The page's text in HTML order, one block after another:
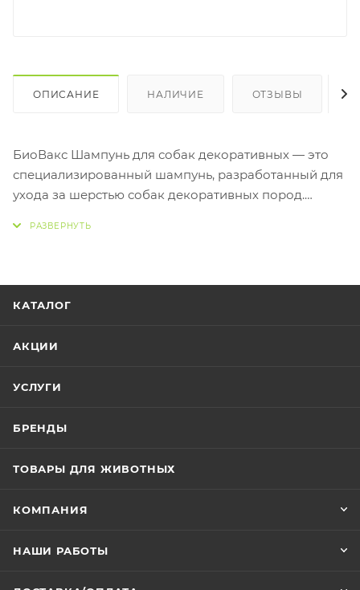
ОПИСАНИЕ НАЛИЧИЕ ОТЗЫВЫ
БиоВакс Шампунь для собак декоративных — это
специализированный шампунь, разработанный для
ухода за шерстью собак декоративных пород.
КАТАЛОГ
АКЦИИ
УСЛУГИ
БРЕНДЫ
ТОВАРЫ ДЛЯ ЖИВОТНЫХ
КОМПАНИЯ
НАШИ РАБОТЫ